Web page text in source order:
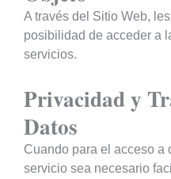
A través del Sitio Web,
posibilidad de acceder a
servicios.
Privacidad y
Datos
Cuando para el acceso a
servicio sea necesario